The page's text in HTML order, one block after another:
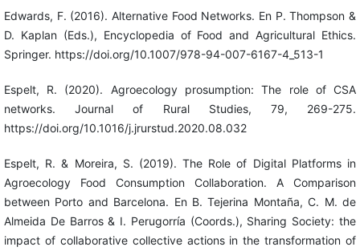
Edwards, F. (2016). Alternative Food Networks. En P. Thompson &
D. Kaplan (Eds.), Encyclopedia of Food and Agricultural Ethics.
Springer. https://doi.org/10.1007/978-94-007-6167-4_513-1
Espelt, R. (2020). Agroecology prosumption: The role of CSA
networks. Journal of Rural Studies, 79, 269-275.
https://doi.org/10.1016/j.jrurstud.2020.08.032
Espelt, R. & Moreira, S. (2019). The Role of Digital Platforms in
Agroecology Food Consumption Collaboration. A Comparison
between Porto and Barcelona. En B. Tejerina Montaña, C. M. de
Almeida De Barros & I. Perugorría (Coords.), Sharing Society: the
impact of collaborative collective actions in the transformation of